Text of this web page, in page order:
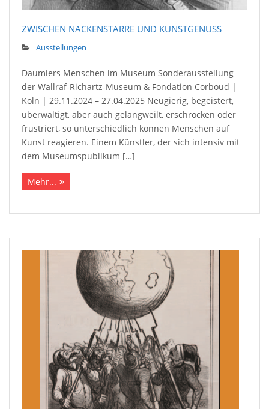
ZWISCHEN NACKENSTARRE UND KUNSTGENUSS
Ausstellungen
Daumiers Menschen im Museum Sonderausstellung
der Wallraf-Richartz-Museum & Fondation Corboud |
Köln | 29.11.2024 – 27.04.2025 Neugierig, begeistert,
überwältigt, aber auch gelangweilt, erschrocken oder
frustriert, so unterschiedlich können Menschen auf
Kunst reagieren. Einem Künstler, der sich intensiv mit
dem Museumspublikum […]
Mehr...